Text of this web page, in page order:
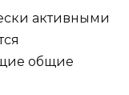
активными
общие